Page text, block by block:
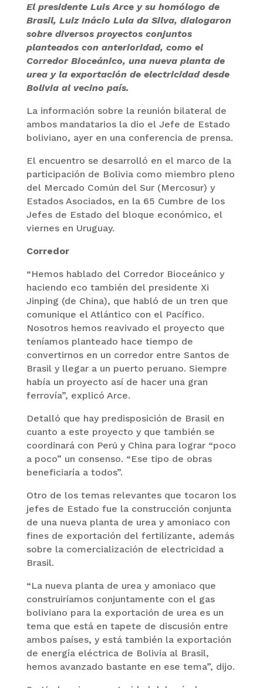
El presidente Luis Arce y su homólogo de
Brasil, Luiz Inácio Lula da Silva, dialogaron
sobre diversos proyectos conjuntos
planteados con anterioridad, como el
Corredor Bioceánico, una nueva planta de
urea y la exportación de electricidad desde
Bolivia al vecino país.
La información sobre la reunión bilateral de
ambos mandatarios la dio el Jefe de Estado
boliviano, ayer en una conferencia de prensa.
El encuentro se desarrolló en el marco de la
participación de Bolivia como miembro pleno
del Mercado Común del Sur (Mercosur) y
Estados Asociados, en la 65 Cumbre de los
Jefes de Estado del bloque económico, el
viernes en Uruguay.
Corredor
“Hemos hablado del Corredor Bioceánico y
haciendo eco también del presidente Xi
Jinping (de China), que habló de un tren que
comunique el Atlántico con el Pacífico.
Nosotros hemos reavivado el proyecto que
teníamos planteado hace tiempo de
convertirnos en un corredor entre Santos de
Brasil y llegar a un puerto peruano. Siempre
había un proyecto así de hacer una gran
ferrovía”, explicó Arce.
Detalló que hay predisposición de Brasil en
cuanto a este proyecto y que también se
coordinará con Perú y China para lograr “poco
a poco” un consenso. “Ese tipo de obras
beneficiaría a todos”.
Otro de los temas relevantes que tocaron los
jefes de Estado fue la construcción conjunta
de una nueva planta de urea y amoniaco con
fines de exportación del fertilizante, además
sobre la comercialización de electricidad a
Brasil.
“La nueva planta de urea y amoniaco que
construiríamos conjuntamente con el gas
boliviano para la exportación de urea es un
tema que está en tapete de discusión entre
ambos países, y está también la exportación
de energía eléctrica de Bolivia al Brasil,
hemos avanzado bastante en ese tema”, dijo.